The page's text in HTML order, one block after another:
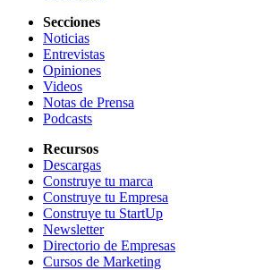
Secciones
Noticias
Entrevistas
Opiniones
Videos
Notas de Prensa
Podcasts
Recursos
Descargas
Construye tu marca
Construye tu Empresa
Construye tu StartUp
Newsletter
Directorio de Empresas
Cursos de Marketing